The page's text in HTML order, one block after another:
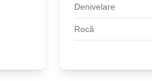
Denivelare
Rocă